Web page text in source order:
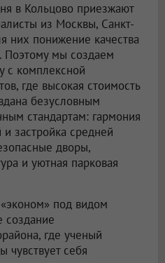
в Кольцово приезжают
из Москвы, Санкт-
них понижение качества
Поэтому мы создаем
с комплексной
где высокая стоимость
безусловным
стандартам: гармония
застройка средней
дворы,
и уютная парковая
под видом
создание
где ученый
чувствует себя